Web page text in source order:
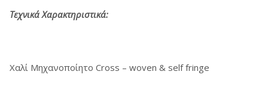
Τεχνικά Χαρακτηριστικά:
Χαλί Μηχανοποίητο Cross – woven & self fringe